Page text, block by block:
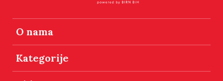
O nama
Kategorije